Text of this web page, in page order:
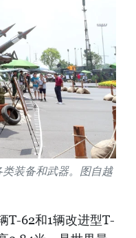
装备和武器。图自越
T-62和1辆改进型T-